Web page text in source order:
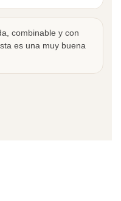
combinable y con
es una muy buena